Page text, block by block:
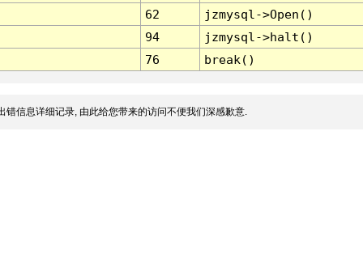
62
jzmysql->Open()
94
jzmysql->halt()
76 break()
错信息详细记录, 由此给您带来的访问不便我们深感歉意.